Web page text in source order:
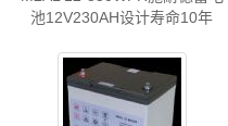
池12V230AH设计寿命10年